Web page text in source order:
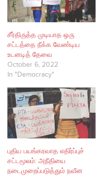
சீர்திருத்த முடியாத ஒரு
சட்டத்தை நீக்க வேண்டிய
உடனடித் தேவை
October 6, 2022
In "Democracy"
புதிய பயங்கரவாத எதிர்ப்புச்
சட்டமூலம்: அநீதியை
நடைமுறைப்படுத்தும் நவீன